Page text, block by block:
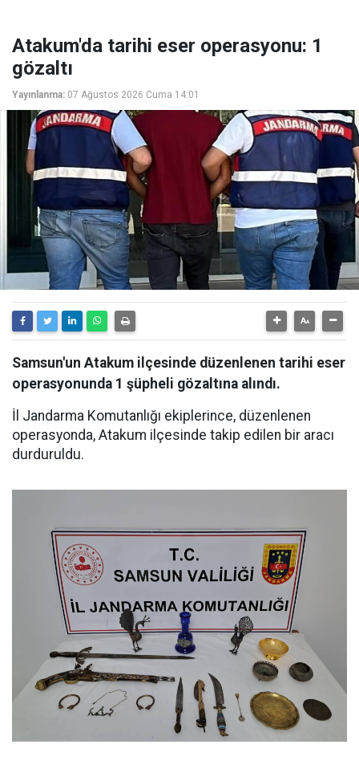
Atakum'da tarihi eser operasyonu: 1
gözaltı
Yayınlanma: 07 Ağustos 2026 Cuma 14:01
Samsun'un Atakum ilçesinde düzenlenen tarihi eser
operasyonunda 1 şüpheli gözaltına alındı.
İl Jandarma Komutanlığı ekiplerince, düzenlenen
operasyonda, Atakum ilçesinde takip edilen bir aracı
durduruldu.